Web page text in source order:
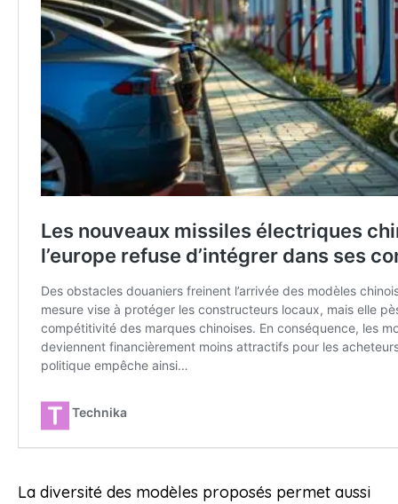
La diversité des modèles proposés permet aussi